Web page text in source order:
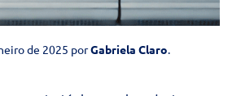
de 2025 porGabriela Claro.